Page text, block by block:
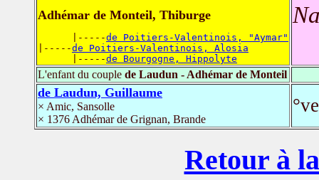
Adhémar de Monteil, Thiburge
      |-----
de Poitiers-Valentinois, "Aymar"
|-----de Poitiers-Valentinois, Alosia
      |-----
de Bourgogne, Hippolyte
L'enfant du couple de Laudun - Adhémar de Monteil
de Laudun, Guillaume
× Amic, Sansolle
× 1376 Adhémar de Grignan, Brande
Retour à